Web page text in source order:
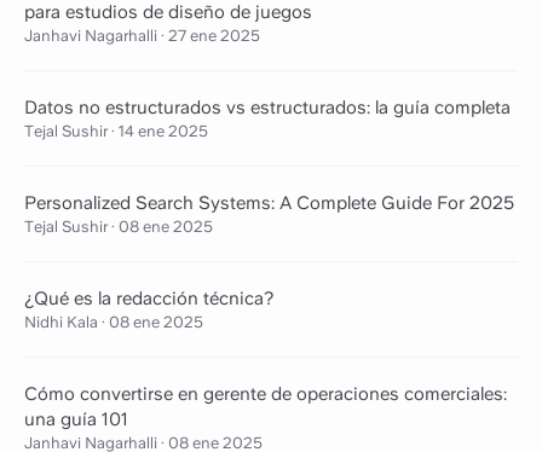
para estudios de diseño de juegos
Janhavi Nagarhalli · 27 ene 2025
Datos no estructurados vs estructurados: la guía completa
Tejal Sushir · 14 ene 2025
Personalized Search Systems: A Complete Guide For 2025
Tejal Sushir · 08 ene 2025
¿Qué es la redacción técnica?
Nidhi Kala · 08 ene 2025
Cómo convertirse en gerente de operaciones comerciales:
una guía 101
Janhavi Nagarhalli · 08 ene 2025